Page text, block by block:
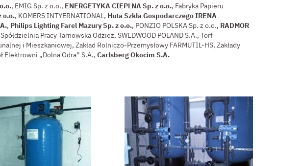
, EMIG Sp. z o.o., ENERGETYKA CIEPLNA Sp. z o.o., Fabryka Papieru
o.o., KOMERS INTYERNATIONAL, Huta Szkła Gospodarczego IRENA
, Philips Lighting Farel Mazury Sp. z o.o., PONZIO POLSKA Sp. z o.o., RADMOR
Pracy Tarnowska Odzież, SWEDWOOD POLAND S.A., Torf
i Mieszkaniowej, Zakład Rolniczo-Przemysłowy FARMUTIL-HS, Zakłady
Elektrowni „Dolna Odra” S.A., Carlsberg Okocim S.A.